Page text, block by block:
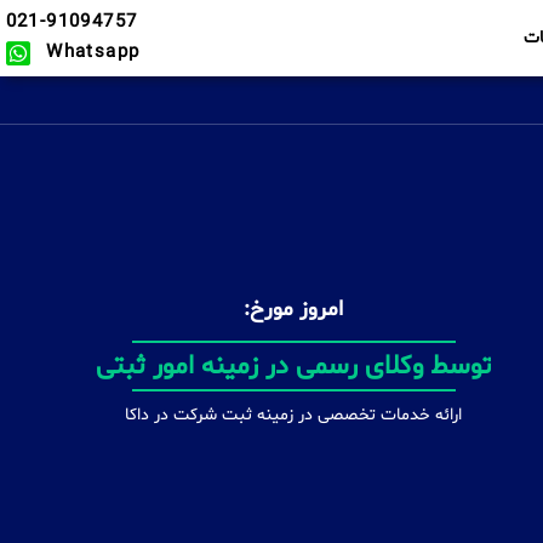
021-91094757
Whatsapp
امروز مورخ:
بهمراه افتتاح حساب شرکتی
ارائه خدمات تخصصی در زمینه ثبت شرکت در داکا